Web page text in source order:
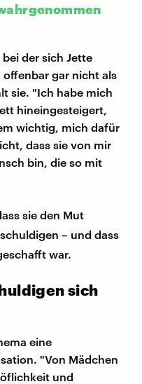
der sich Jette
gar nicht als
sie. "Ich habe mich
hineingesteigert,
wichtig, mich dafür
dass sie von mir
bin, die so mit
sie den Mut
– und dass
war.
sich
eine
"Von Mädchen
und